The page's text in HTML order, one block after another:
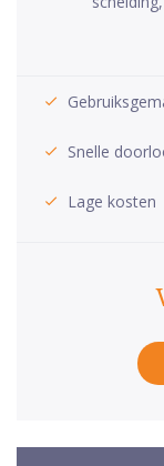
Snelle
Lage kosten